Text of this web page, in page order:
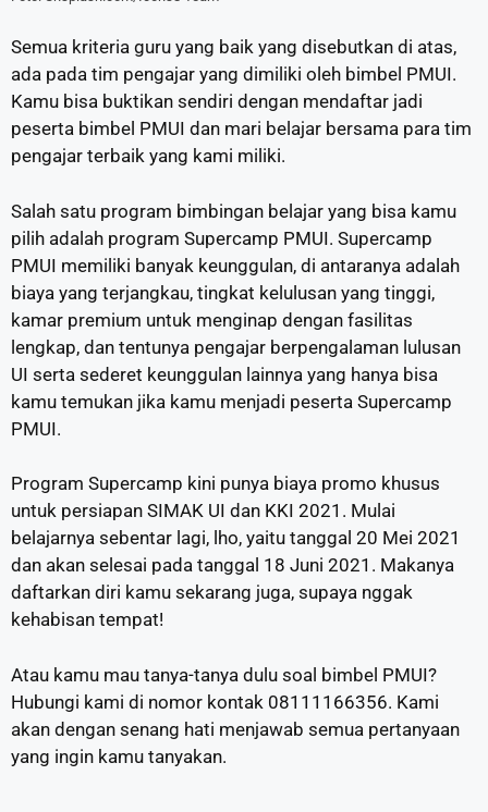
Semua kriteria guru yang baik yang disebutkan di atas,
ada pada tim pengajar yang dimiliki oleh bimbel PMUI.
Kamu bisa buktikan sendiri dengan mendaftar jadi
peserta bimbel PMUI dan mari belajar bersama para tim
pengajar terbaik yang kami miliki.
Salah satu program bimbingan belajar yang bisa kamu
pilih adalah program Supercamp PMUI. Supercamp
PMUI memiliki banyak keunggulan, di antaranya adalah
biaya yang terjangkau, tingkat kelulusan yang tinggi,
kamar premium untuk menginap dengan fasilitas
lengkap, dan tentunya pengajar berpengalaman lulusan
UI serta sederet keunggulan lainnya yang hanya bisa
kamu temukan jika kamu menjadi peserta Supercamp
PMUI.
Program Supercamp kini punya biaya promo khusus
untuk persiapan SIMAK UI dan KKI 2021. Mulai
belajarnya sebentar lagi, lho, yaitu tanggal 20 Mei 2021
dan akan selesai pada tanggal 18 Juni 2021. Makanya
daftarkan diri kamu sekarang juga, supaya nggak
kehabisan tempat!
Atau kamu mau tanya-tanya dulu soal bimbel PMUI?
Hubungi kami di nomor kontak 08111166356. Kami
akan dengan senang hati menjawab semua pertanyaan
yang ingin kamu tanyakan.